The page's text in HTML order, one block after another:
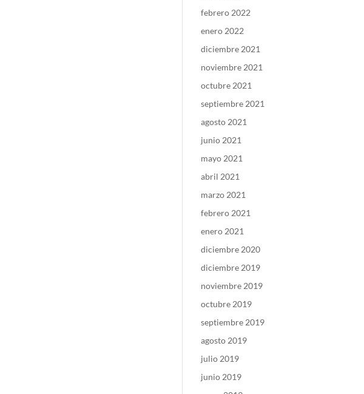
febrero 2022
enero 2022
diciembre 2021
noviembre 2021
octubre 2021
septiembre 2021
agosto 2021
junio 2021
mayo 2021
abril 2021
marzo 2021
febrero 2021
enero 2021
diciembre 2020
diciembre 2019
noviembre 2019
octubre 2019
septiembre 2019
agosto 2019
julio 2019
junio 2019